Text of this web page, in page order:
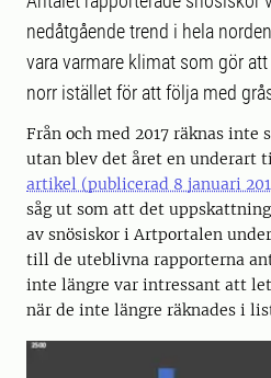
nedåtgående trend i hela
vara varmare klimat som gör
norr istället för att följa med
Från och med 2017 räknas inte
utan blev det året en underart
artikel (publicerad 8 januari
såg ut som att det
av snösiskor i Artportalen under
till de uteblivna rapporterna
inte längre var intressant att
när de inte längre räknades i